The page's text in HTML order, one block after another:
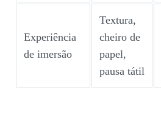
Experiência
de imersão
Textura,
cheiro de
papel,
pausa tátil